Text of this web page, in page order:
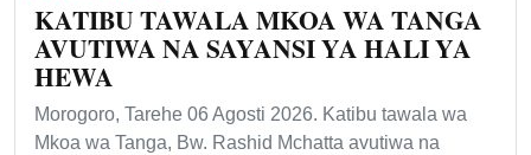
KATIBU TAWALA MKOA WA TANGA
AVUTIWA NA SAYANSI YA HALI YA
HEWA
Morogoro, Tarehe 06 Agosti 2026. Katibu tawala wa
Mkoa wa Tanga, Bw. Rashid Mchatta avutiwa na